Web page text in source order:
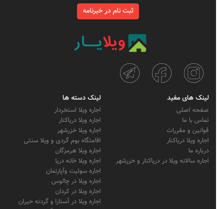
ثبت نام در خبرنامه
لینک های مفید
صفحه اصلی
تماس با ما
قوانین و مقررات
اجاره ویلا دریاکنار
درباره ما
اجاره سالانه ویلا در دریاکنار و خزرشهر
لینک دسته ها
اجاره ویلا استخردار
اجاره ویلا دریاکنار
اجاره ویلا خزرشهر
اقامتگاه بوم گردی و ویلا سنتی
اجاره ویلا هرمزگان
اجاره ویلا خانه دریا
اجاره سوئیت وآپارتمان
اجاره ویلا در چالوس
اجاره ویلا در کردان
اجاره ویلا در آستارا و گردنه حیران